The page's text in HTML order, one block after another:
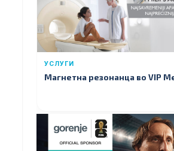
УСЛУГИ
Магнетна резонанца во VIP